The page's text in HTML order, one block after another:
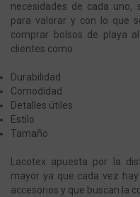
necesidades de cada uno,
para valorar y con lo que
comprar bolsos de playa
clientes como:
Durabilidad
Comodidad
Detalles útiles
Estilo
Tamaño
Lacotex apuesta por la
mayor ya que cada vez
accesorios y que buscan la